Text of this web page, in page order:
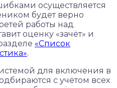
осуществляется
будет верно
работы над
оценку «зачёт» и
«Список
.
для включения в
с учётом всех